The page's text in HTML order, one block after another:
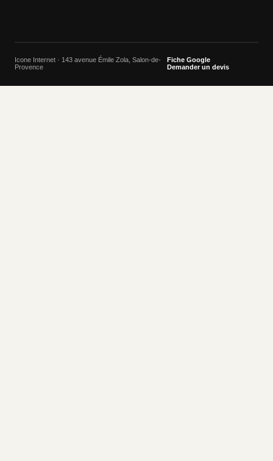
Icone Internet · 143 avenue Émile Zola, Salon-de-
Provence
Fiche Google
Demander un devis